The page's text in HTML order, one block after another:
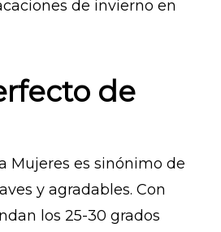
de invierno en
de
Mujeres es sinónimo de
y agradables. Con
los 25-30 grados